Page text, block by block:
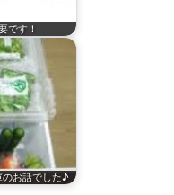
です！
のお話でした♪